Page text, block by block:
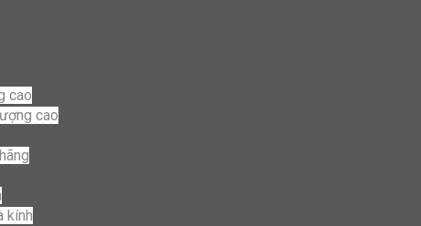
cao
cao
kính